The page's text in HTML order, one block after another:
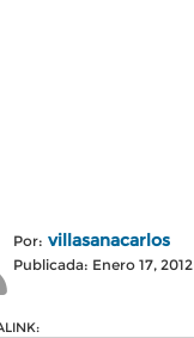
Por: villasanacarlos
Publicada: Enero 17, 2012